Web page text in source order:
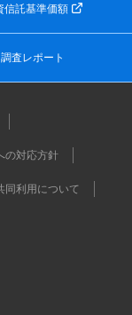
信託基準価額
調査レポート
の対応方針
同利用について